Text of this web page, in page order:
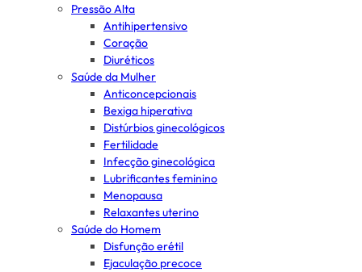
Pressão Alta
Antihipertensivo
Coração
Diuréticos
Saúde da Mulher
Anticoncepcionais
Bexiga hiperativa
Distúrbios ginecológicos
Fertilidade
Infecção ginecológica
Lubrificantes feminino
Menopausa
Relaxantes uterino
Saúde do Homem
Disfunção erétil
Ejaculação precoce